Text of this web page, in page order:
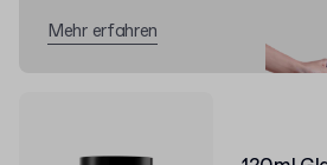
Mehr erfahren